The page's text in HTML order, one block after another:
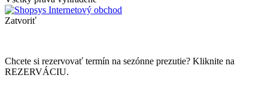
Zatvoriť
Chcete si rezervovať termín na sezónne prezutie? Kliknite na
REZERVÁCIU.